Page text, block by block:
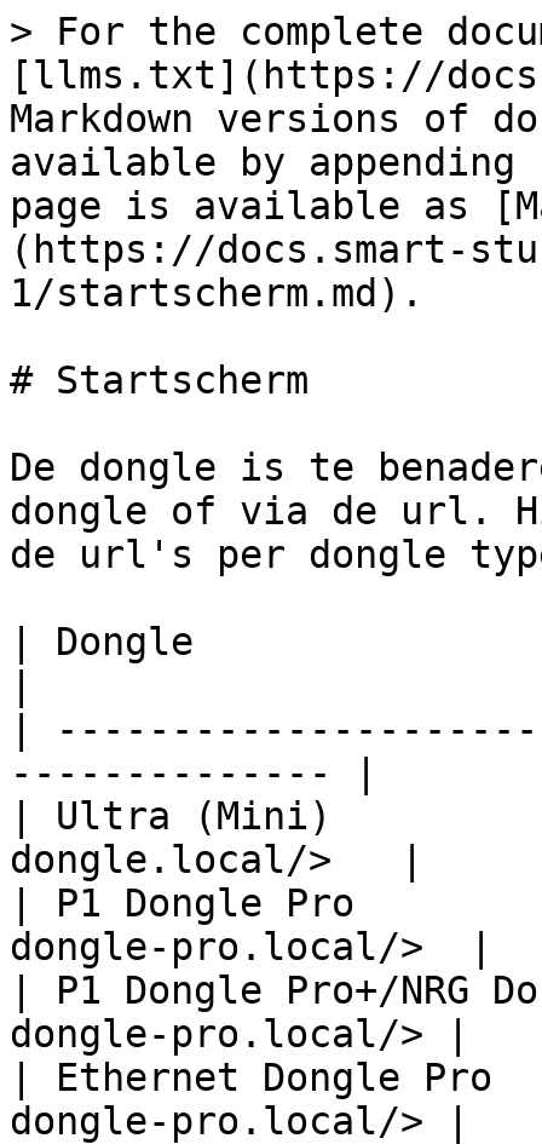
> For the complete
[llms.txt](https://
Markdown versions of
available by
page is available as
(https://docs.smart-
1/startscherm.md).
# Startscherm
De dongle is te
dongle of via de url.
de url's per dongle
| Dongle
|
-------------- |
| Ultra (Mini)
dongle.local/>   |
| P1 Dongle Pro
dongle-pro.local/>  |
| P1 Dongle Pro+/
dongle-pro.local/> |
| Ethernet Dongle
dongle-pro.local/> |